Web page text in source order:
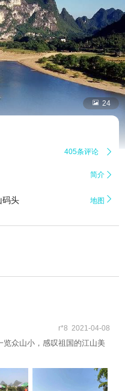
 24
405条评论 
简介 
码头 地图 
r*8 2021-04-08
众山小，感叹祖国的江山美